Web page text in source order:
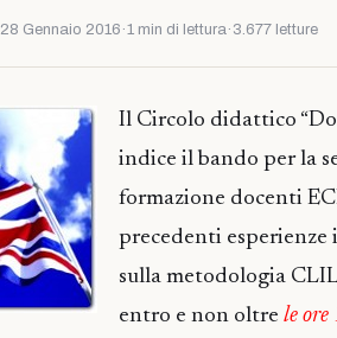
28 Gennaio 2016 ·1 min di lettura· 3.677 letture
Il Circolo didattico
indice il bando per la
formazione docenti
precedenti
sulla metodologia
entro e non oltre le